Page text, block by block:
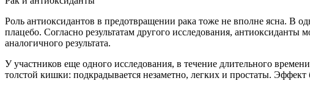
Роль антиоксидантов в предотвращении рака тоже не вполне ясна. В
плацебо. Согласно результатам другого исследования,
аналогичного результата.
У участников еще одного исследования, в течение длительного
толстой кишки: подкрадывается незаметно, легких и простаты.